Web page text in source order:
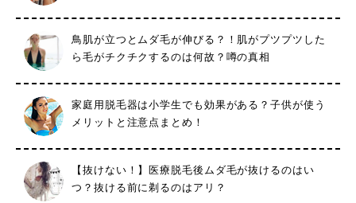
鳥肌が立つとムダ毛が伸びる？！肌がプツプツした
ら毛がチクチクするのは何故？噂の真相
家庭用脱毛器は小学生でも効果がある？子供が使う
メリットと注意点まとめ！
【抜けない！】医療脱毛後ムダ毛が抜けるのはい
つ？抜ける前に剃るのはアリ？